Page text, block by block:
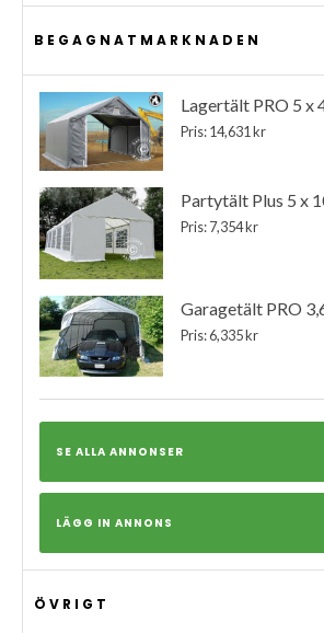
BEGAGNATMARKNADEN
Lagertält PRO 5 x
Pris: 14,631 kr
Partytält Plus 5 x
Pris: 7,354 kr
Garagetält PRO
Pris: 6,335 kr
SE ALLA ANNONSER
LÄGG IN ANNONS
ÖVRIGT